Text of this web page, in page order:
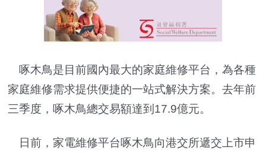
啄木鳥是目前國內最大的家庭維修平台，為各種
家庭維修需求提供便捷的一站式解決方案。去年前
三季度，啄木鳥總交易額達到17.9億元。
日前，家電維修平台啄木鳥向港交所遞交上市申